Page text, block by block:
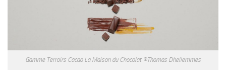
Gamme Terroirs Cacao La Maison du Chocolat ©Thomas Dhellemmes